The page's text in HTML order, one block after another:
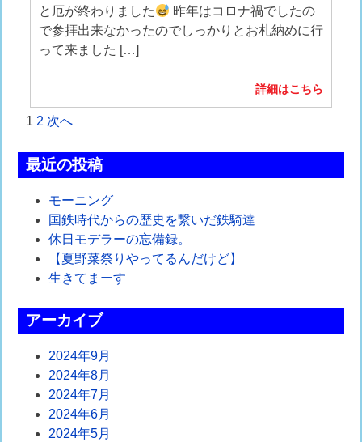
と厄が終わりました
昨年はコロナ禍でしたの
で参拝出来なかったのでしっかりとお札納めに行
って来ました […]
詳細はこちら
投
稿
の
ー
り
1 2 次へ
最近の投稿
モーニング
国鉄時代からの歴史を繋いだ鉄騎達
休日モデラーの忘備録。
【夏野菜祭りやってるんだけど】
生きてまーす
アーカイブ
2024年9月
2024年8月
2024年7月
2024年6月
2024年5月